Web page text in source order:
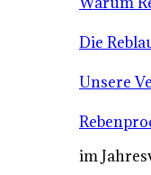
Die
Unsere
im